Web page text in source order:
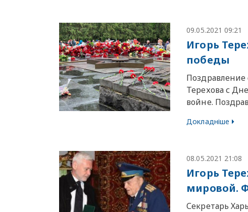
09.05.2021 09:21
Игорь
победы
Поздравление
Терехова с
войне.
Докладніше
08.05.2021 21:08
Игорь
мировой.
Секретарь